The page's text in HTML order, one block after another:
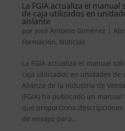
La FGIA actualiza el
de caja utilizados en
aislante
por José Antonio Giménez |
Formación, Noticias
La FGIA actualiza el manual
caja utilizados en unidades de
Alianza de la Industria de
(FGIA) ha publicado un
que proporciona descripciones
de ensayo para...